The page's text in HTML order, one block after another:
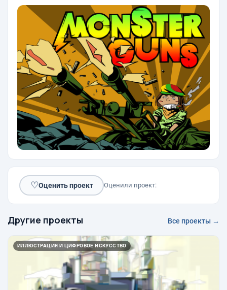
♡Оценить проект Оценили проект:
Другие проекты Все проекты →
ИЛЛЮСТРАЦИЯ И ЦИФРОВОЕ ИСКУССТВО